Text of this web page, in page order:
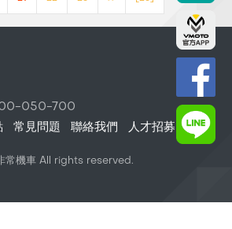
050-700
常見問題 聯絡我們 人才招募
常機車 All rights reserved.